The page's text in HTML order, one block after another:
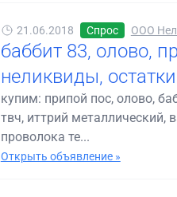
21.06.2018 Спрос ООО
баббит 83, олово,
неликвиды,
купим: припой пос, олово,
твч, иттрий металлический,
проволока те...
Открыть объявление »